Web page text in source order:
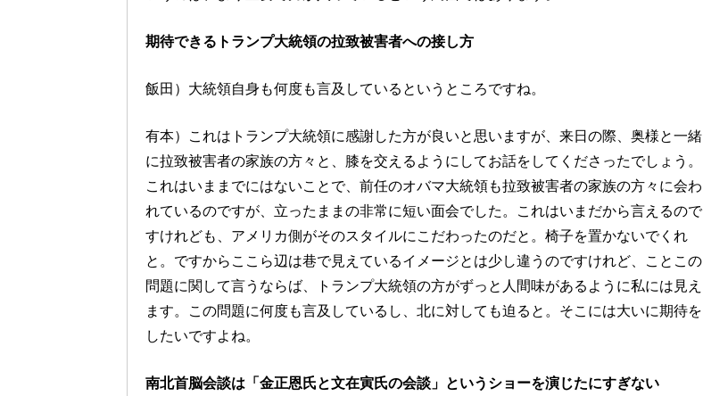
期待できるトランプ大統領の拉致被害者への接し方
飯田）大統領自身も何度も言及しているというところですね。
有本）これはトランプ大統領に感謝した方が良いと思いますが、来日の際、奥様と一緒
に拉致被害者の家族の方々と、膝を交えるようにしてお話をしてくださったでしょう。
これはいままでにはないことで、前任のオバマ大統領も拉致被害者の家族の方々に会わ
れているのですが、立ったままの非常に短い面会でした。これはいまだから言えるので
すけれども、アメリカ側がそのスタイルにこだわったのだと。椅子を置かないでくれ
と。ですからここら辺は巷で見えているイメージとは少し違うのですけれど、ことこの
問題に関して言うならば、トランプ大統領の方がずっと人間味があるように私には見え
ます。この問題に何度も言及しているし、北に対しても迫ると。そこには大いに期待を
したいですよね。
南北首脳会談は「金正恩氏と文在寅氏の会談」というショーを演じたにすぎない